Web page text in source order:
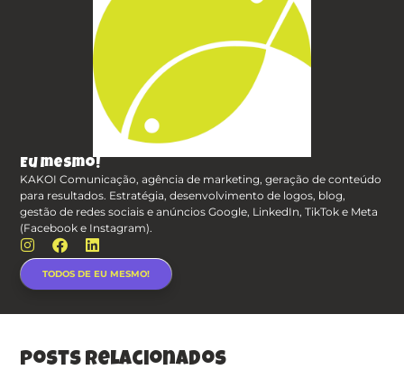
Eu mesmo!
KAKOI Comunicação, agência de marketing, geração de conteúdo
para resultados. Estratégia, desenvolvimento de logos, blog,
gestão de redes sociais e anúncios Google, LinkedIn, TikTok e Meta
(Facebook e Instagram).
TODOS DE EU MESMO!
posts relacionados